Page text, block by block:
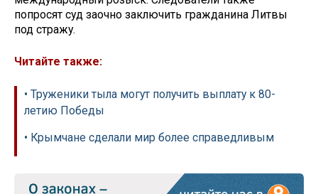
попросят суд заочно заключить гражданина Литвы
под стражу.
Читайте также:
• Труженики тыла могут получить выплату к 80-
летию Победы
• Крымчане сделали мир более справедливым